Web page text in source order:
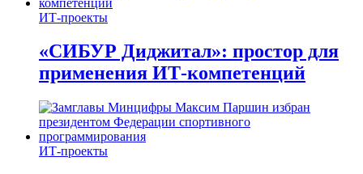
ИТ-проекты
«СИБУР Диджитал»: простор для
применения ИТ-компетенций
ИТ-проекты